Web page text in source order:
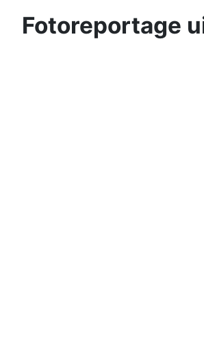
Fotoreportage